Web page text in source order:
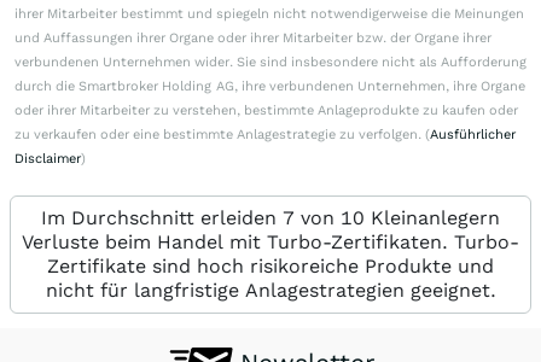
ihrer Mitarbeiter bestimmt und spiegeln nicht notwendigerweise die Meinungen
und Auffassungen ihrer Organe oder ihrer Mitarbeiter bzw. der Organe ihrer
verbundenen Unternehmen wider. Sie sind insbesondere nicht als Aufforderung
durch die Smartbroker Holding AG, ihre verbundenen Unternehmen, ihre Organe
oder ihrer Mitarbeiter zu verstehen, bestimmte Anlageprodukte zu kaufen oder
zu verkaufen oder eine bestimmte Anlagestrategie zu verfolgen. (Ausführlicher
Disclaimer)
Im Durchschnitt erleiden 7 von 10 Kleinanlegern
Verluste beim Handel mit Turbo-Zertifikaten. Turbo-
Zertifikate sind hoch risikoreiche Produkte und
nicht für langfristige Anlagestrategien geeignet.